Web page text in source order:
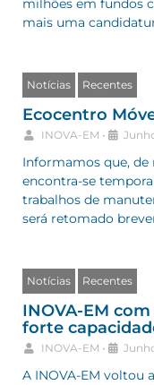
milhões em fundos
mais uma
Notícias Recentes
Ecocentro
INOVA-EM •
Informamos que,
encontra-se
trabalhos de
será retomado
Notícias Recentes
INOVA-EM
forte
INOVA-EM •
A INOVA-EM voltou